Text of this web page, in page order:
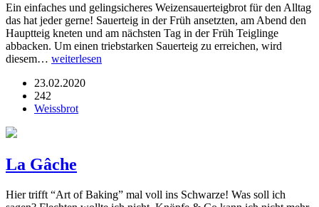
Ein einfaches und gelingsicheres Weizensauerteigbrot für den Alltag
das hat jeder gerne! Sauerteig in der Früh ansetzten, am Abend den
Hauptteig kneten und am nächsten Tag in der Früh Teiglinge
abbacken. Um einen triebstarken Sauerteig zu erreichen, wird
diesem… weiterlesen
23.02.2020
242
Weissbrot
La Gâche
Hier trifft “Art of Baking” mal voll ins Schwarze! Was soll ich